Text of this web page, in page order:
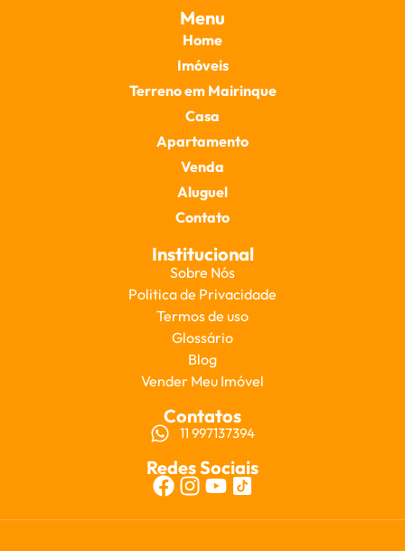
Menu
Home
Imóveis
Terreno em Mairinque
Casa
Apartamento
Venda
Aluguel
Contato
Institucional
Sobre Nós
Politica de Privacidade
Termos de uso
Glossário
Blog
Vender Meu Imóvel
Contatos
11 997137394
Redes Sociais